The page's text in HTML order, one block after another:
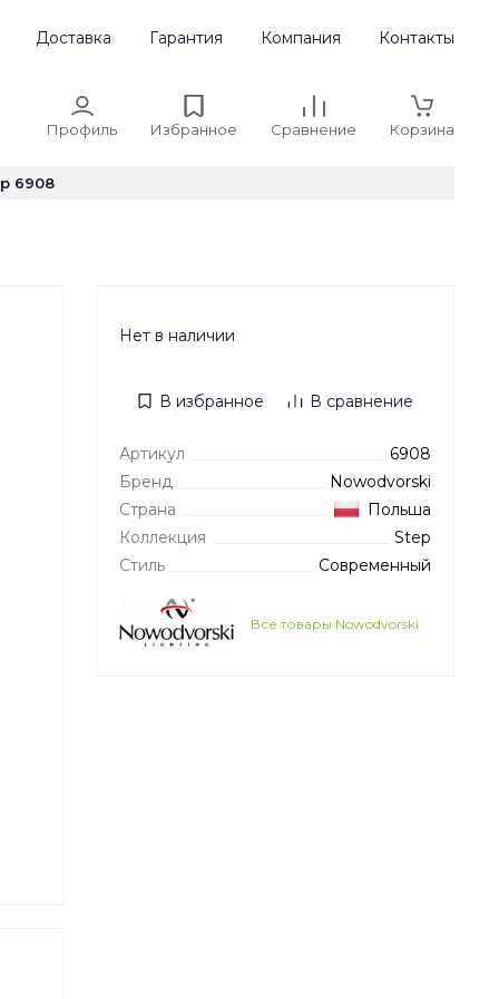
Доставка Гарантия Компания Контакты
Профиль Избранное Сравнение Корзина
6908
Нет в наличии
В избранное В сравнение
Артикул
6908
Бренд
Nowodvorski
Страна
Польша
Коллекция
Step
Стиль
Современный
Все товары Nowodvorski